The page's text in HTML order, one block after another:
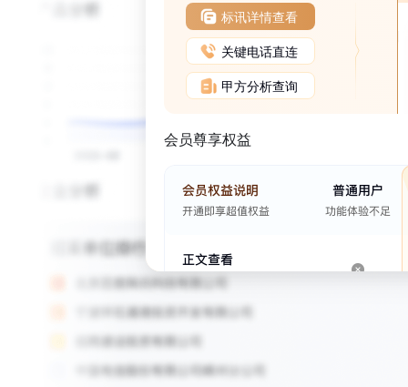
标讯详情查看
关键电话直连
甲方分析查询
会员尊享权益